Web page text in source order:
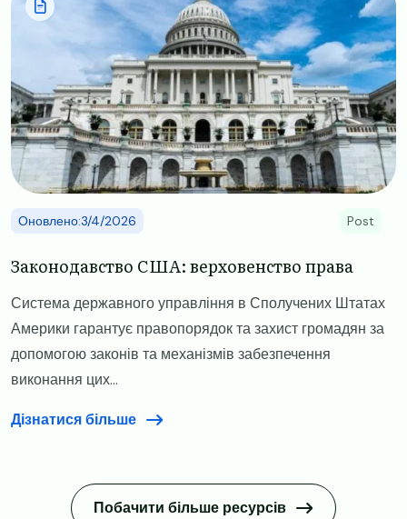
Оновлено:3/4/2026 Post
Законодавство США: верховенство права
Система державного управління в Сполучених Штатах
Америки гарантує правопорядок та захист громадян за
допомогою законів та механізмів забезпечення
виконання цих...
Дізнатися більше
Побачити більше ресурсів